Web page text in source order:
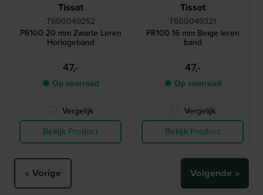
Tissot
T600049252
PR100 20 mm Zwarte Leren
Horlogeband
47,-
● Op voorraad
Vergelijk
Bekijk Product
Tissot
T600049321
PR100 16 mm Beige leren
band
47,-
● Op voorraad
Vergelijk
Bekijk Product
« Vorige Volgende »